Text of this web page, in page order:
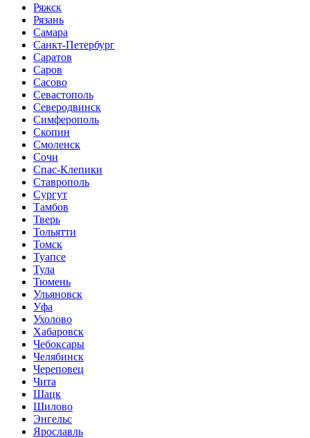
Ряжск
Рязань
Самара
Санкт-Петербург
Саратов
Саров
Сасово
Севастополь
Северодвинск
Симферополь
Скопин
Смоленск
Сочи
Спас-Клепики
Ставрополь
Сургут
Тамбов
Тверь
Тольятти
Томск
Туапсе
Тула
Тюмень
Ульяновск
Уфа
Ухолово
Хабаровск
Чебоксары
Челябинск
Череповец
Чита
Шацк
Шилово
Энгельс
Ярославль